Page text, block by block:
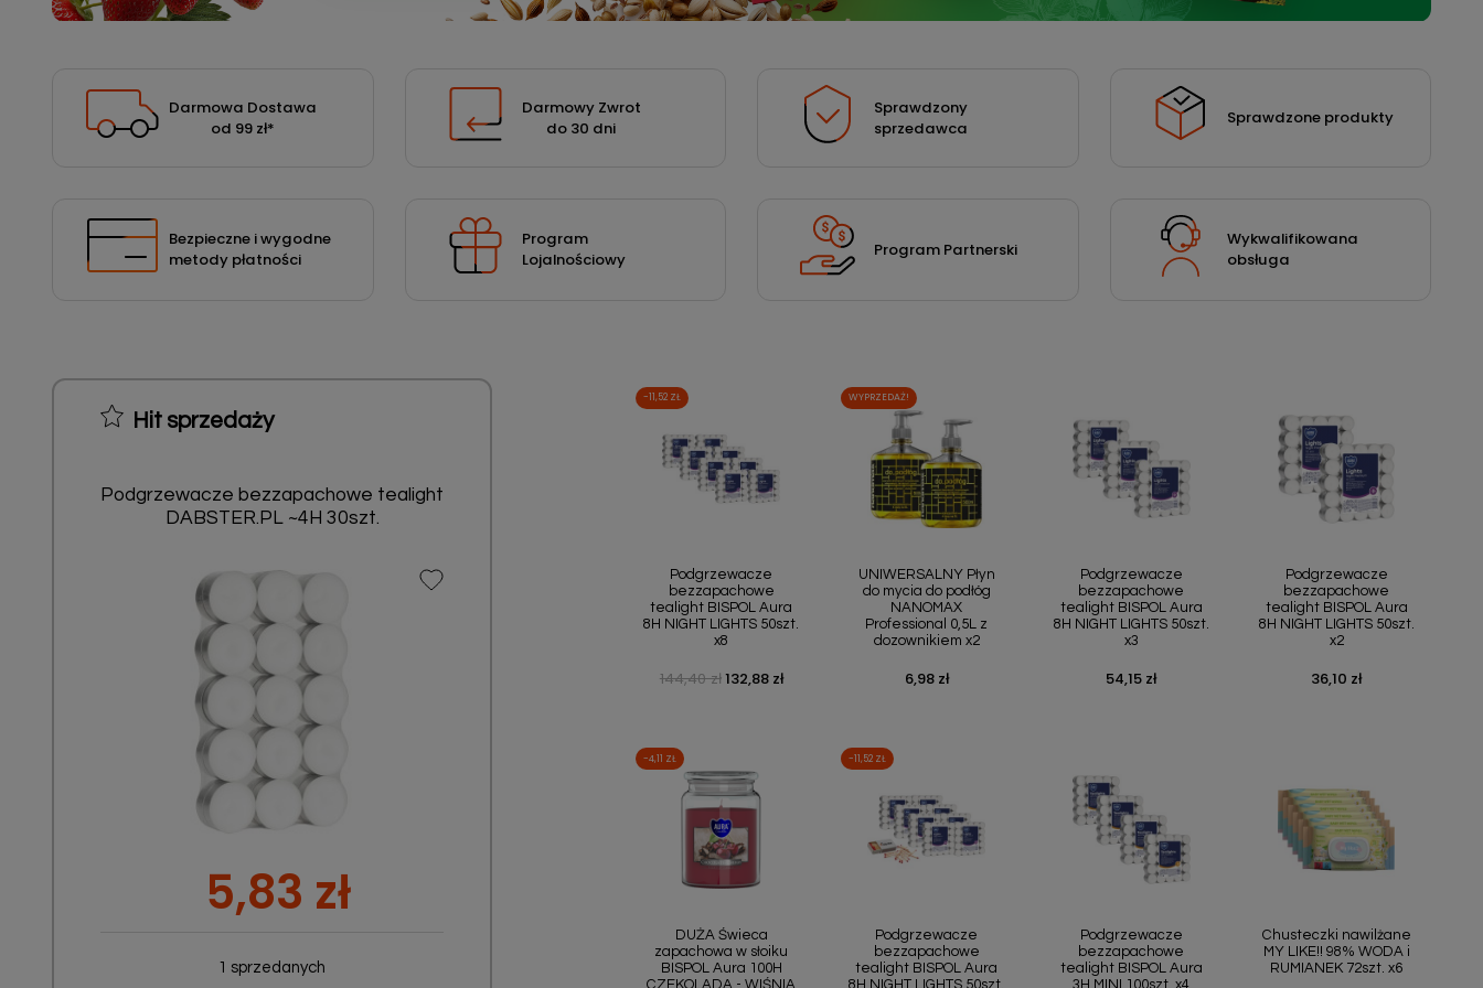
Podłoża
Środki ochrony roślin dla profesjonalistów
Darmowa Dostawa
od 99 zł*
Darmowy Zwrot
do 30 dni
Sprawdzony
sprzedawca
Sprawdzone produkty
Bezpieczne i wygodne
metody płatności
Program
Lojalnościowy
Program Partnerski
Wykwalifikowana
obsługa
Hit sprzedaży
Podgrzewacze bezzapachowe tealight
DABSTER.PL ~4H 30szt.
5,83 zł
1 sprzedanych
Podgrzewacze
bezzapachowe
tealight BISPOL Aura
8H NIGHT LIGHTS 50szt.
x8
Cena podstawowa
144,40 zł Cena
132,88 zł
-11,52 ZŁ
UNIWERSALNY Płyn
do mycia do podłóg
NANOMAX
Professional 0,5L z
dozownikiem x2
Cena
6,98 zł
WYPRZEDAŻ!
Podgrzewacze
bezzapachowe
tealight BISPOL Aura
8H NIGHT LIGHTS 50szt.
x3
Cena
54,15 zł
Podgrzewacze
bezzapachowe
tealight BISPOL Aura
8H NIGHT LIGHTS 50szt.
x2
Cena
36,10 zł
DUŻA Świeca
zapachowa w słoiku
BISPOL Aura 100H
CZEKOLADA - WIŚNIA
-4,11 ZŁ
Podgrzewacze
bezzapachowe
tealight BISPOL Aura
8H NIGHT LIGHTS 50szt.
-11,52 ZŁ
Podgrzewacze
bezzapachowe
tealight BISPOL Aura
3H MINI 100szt. x4
Chusteczki nawilżane
MY LIKE!! 98% WODA i
RUMIANEK 72szt. x6